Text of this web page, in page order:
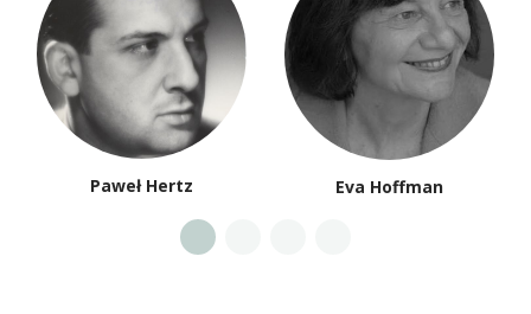
Paweł Hertz Eva Hoffman